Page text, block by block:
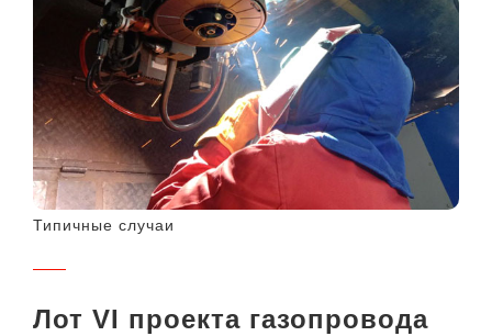
Типичные случаи
Лот VI проекта газопровода